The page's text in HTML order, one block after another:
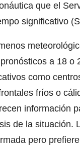
que el
significativo
a 18
como
fríos o
información
de la
pero